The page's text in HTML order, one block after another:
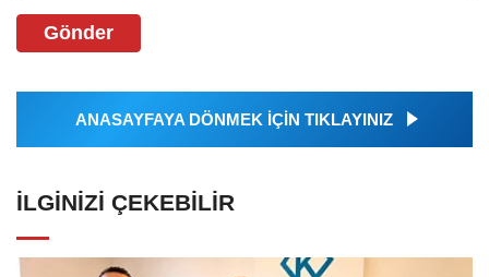
Gönder
ANASAYFAYA DÖNMEK İÇİN TIKLAYINIZ
İLGINIZI ÇEKEBILIR